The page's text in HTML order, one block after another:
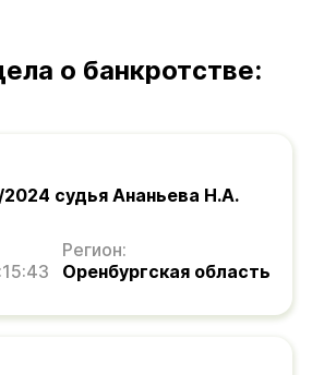
о банкротстве:
судья Ананьева Н.А.
Регион:
Оренбургская область